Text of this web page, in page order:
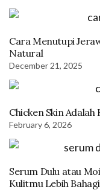
Cara Menutupi
Natural
December 21, 2025
Chicken Skin
February 6, 2026
Serum Dulu atau
Kulitmu Lebih